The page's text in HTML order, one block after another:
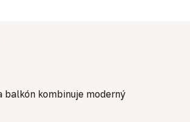
kombinuje moderný